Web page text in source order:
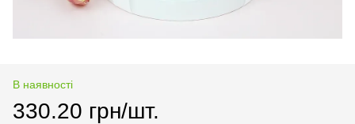
В наявності
330.20 грн/шт.